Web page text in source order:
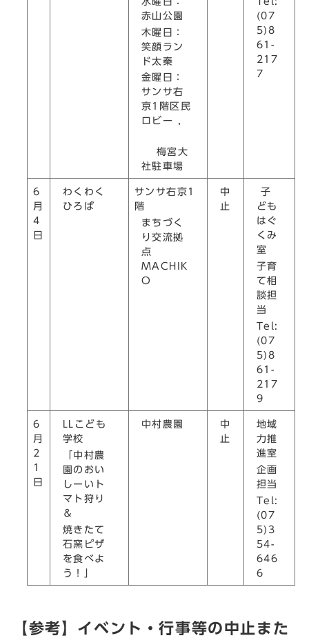
赤山公園
木曜日：
笑顔ラン
ド太秦
金曜日：
サンサ右
京1階区民
ロビー ，
梅宮大
社駐車場
(07
5)8
61-
217
7
6
月
4
日
わくわく
ひろば
サンサ右京1
階
まちづく
り交流拠
点
MACHIK
O
中
止
子
ども
はぐ
くみ
室
子育
て相
談担
当
Tel:
(07
5)8
61-
217
9
6
月
2
1
日
LLこども
学校
「中村農
園のおい
しーいト
マト狩り
＆
焼きたて
石窯ピザ
を食べよ
う！」
中村農園
中
止
地域
力推
進室
企画
担当
Tel:
(07
5)3
54-
646
6
【参考】イベント・行事等の中止また